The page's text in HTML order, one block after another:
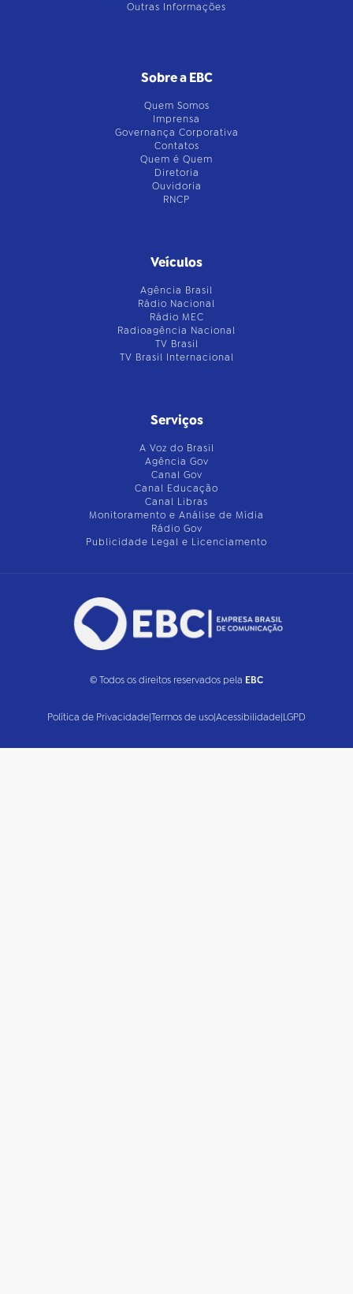
Outras Informações
Sobre a EBC
Quem Somos
Imprensa
Governança Corporativa
Contatos
Quem é Quem
Diretoria
Ouvidoria
RNCP
Veículos
Agência Brasil
Rádio Nacional
Rádio MEC
Radioagência Nacional
TV Brasil
TV Brasil Internacional
Serviços
A Voz do Brasil
Agência Gov
Canal Gov
Canal Educação
Canal Libras
Monitoramento e Análise de Mídia
Rádio Gov
Publicidade Legal e Licenciamento
© Todos os direitos reservados pela EBC
Política de Privacidade|Termos de uso|Acessibilidade|LGPD